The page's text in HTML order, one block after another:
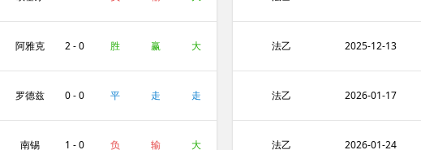
阿雅克
肖
2 - 0 胜 赢 大
罗德兹 0 - 0 平 走 走
南锡 1 - 0 负 输 大
法乙 2025-12-13
法乙 2026-01-17
法乙 2026-01-24